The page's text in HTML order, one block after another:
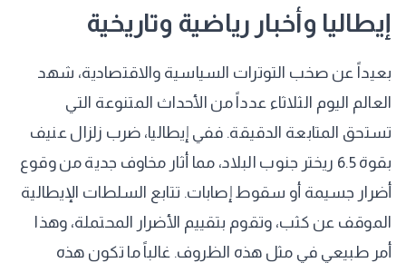
إيطاليا وأخبار رياضية وتاريخية
بعيداً عن صخب التوترات السياسية والاقتصادية، شهد
العالم اليوم الثلاثاء عدداً من الأحداث المتنوعة التي
تستحق المتابعة الدقيقة. ففي إيطاليا، ضرب زلزال عنيف
بقوة 6.5 ريختر جنوب البلاد، مما أثار مخاوف جدية من وقوع
أضرار جسيمة أو سقوط إصابات. تتابع السلطات الإيطالية
الموقف عن كثب، وتقوم بتقييم الأضرار المحتملة، وهذا
أمر طبيعي في مثل هذه الظروف. غالباً ما تكون هذه